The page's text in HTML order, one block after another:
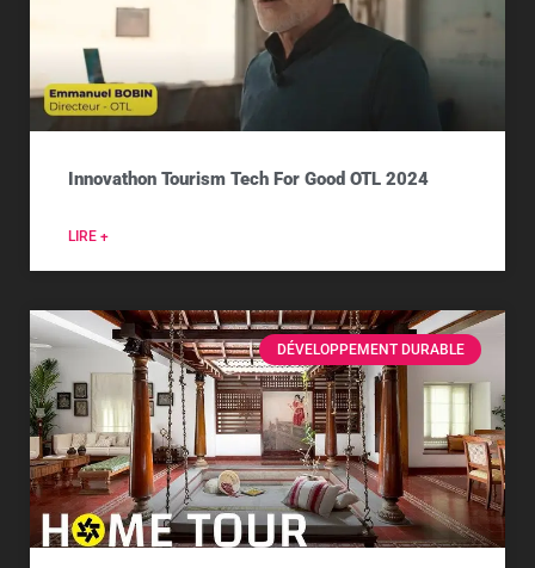
Innovathon Tourism Tech For Good OTL 2024
LIRE +
DÉVELOPPEMENT DURABLE